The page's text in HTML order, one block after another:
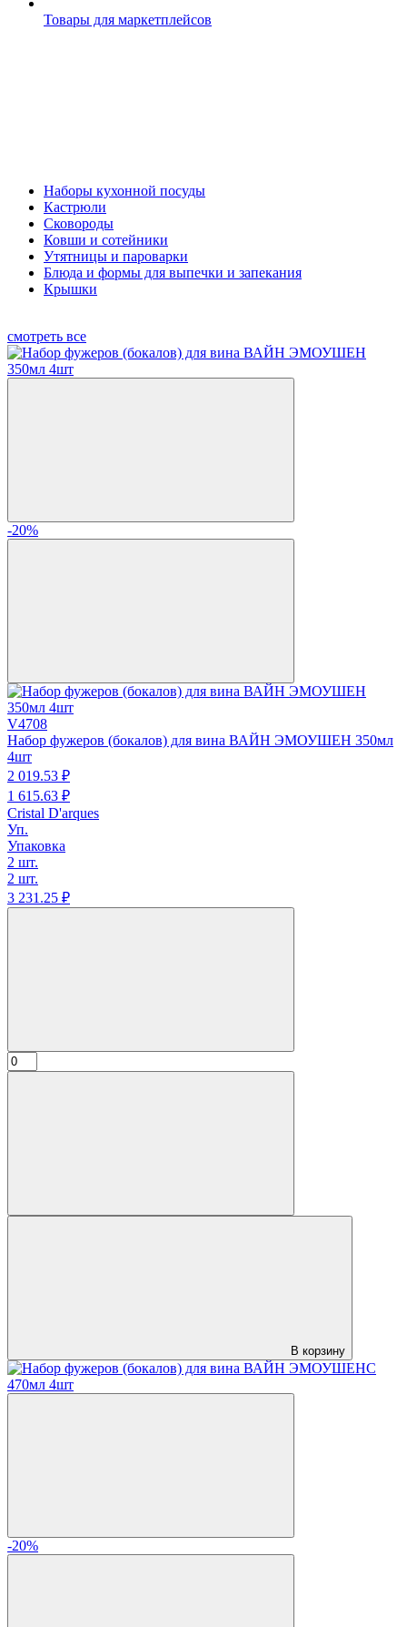
Товары для маркетплейсов
Наборы кухонной посуды
Кастрюли
Сковороды
Ковши и сотейники
Утятницы и пароварки
Блюда и формы для выпечки и запекания
Крышки
смотреть все
-20%
V4708
Набор фужеров (бокалов) для вина ВАЙН ЭМОУШЕН 350мл
4шт
2 019.53 ₽
1 615.63 ₽
Cristal D'arques
Уп.
Упаковка
2 шт.
2 шт.
3 231.25 ₽
В корзину
-20%